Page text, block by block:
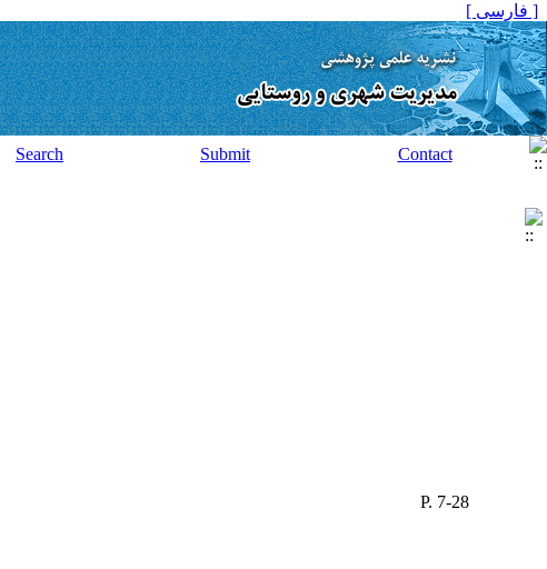
[ فارسی ]
Search Submit Contact
P. 7-28